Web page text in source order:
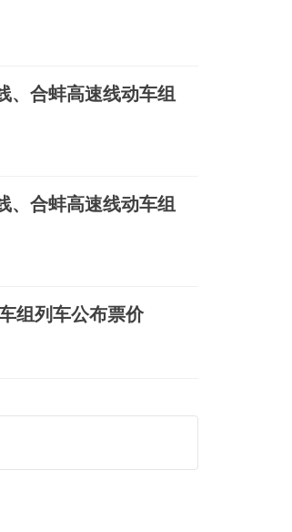
、合蚌高速线动车组
、合蚌高速线动车组
组列车公布票价